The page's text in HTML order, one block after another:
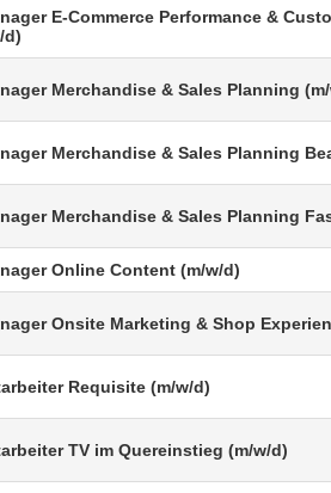
E-Commerce Performance &
d)
Merchandise & Sales Planning
Merchandise & Sales Planning
Merchandise & Sales Planning
Online Content (m/w/d)
Onsite Marketing & Shop
Requisite (m/w/d)
TV im Quereinstieg (m/w/d)